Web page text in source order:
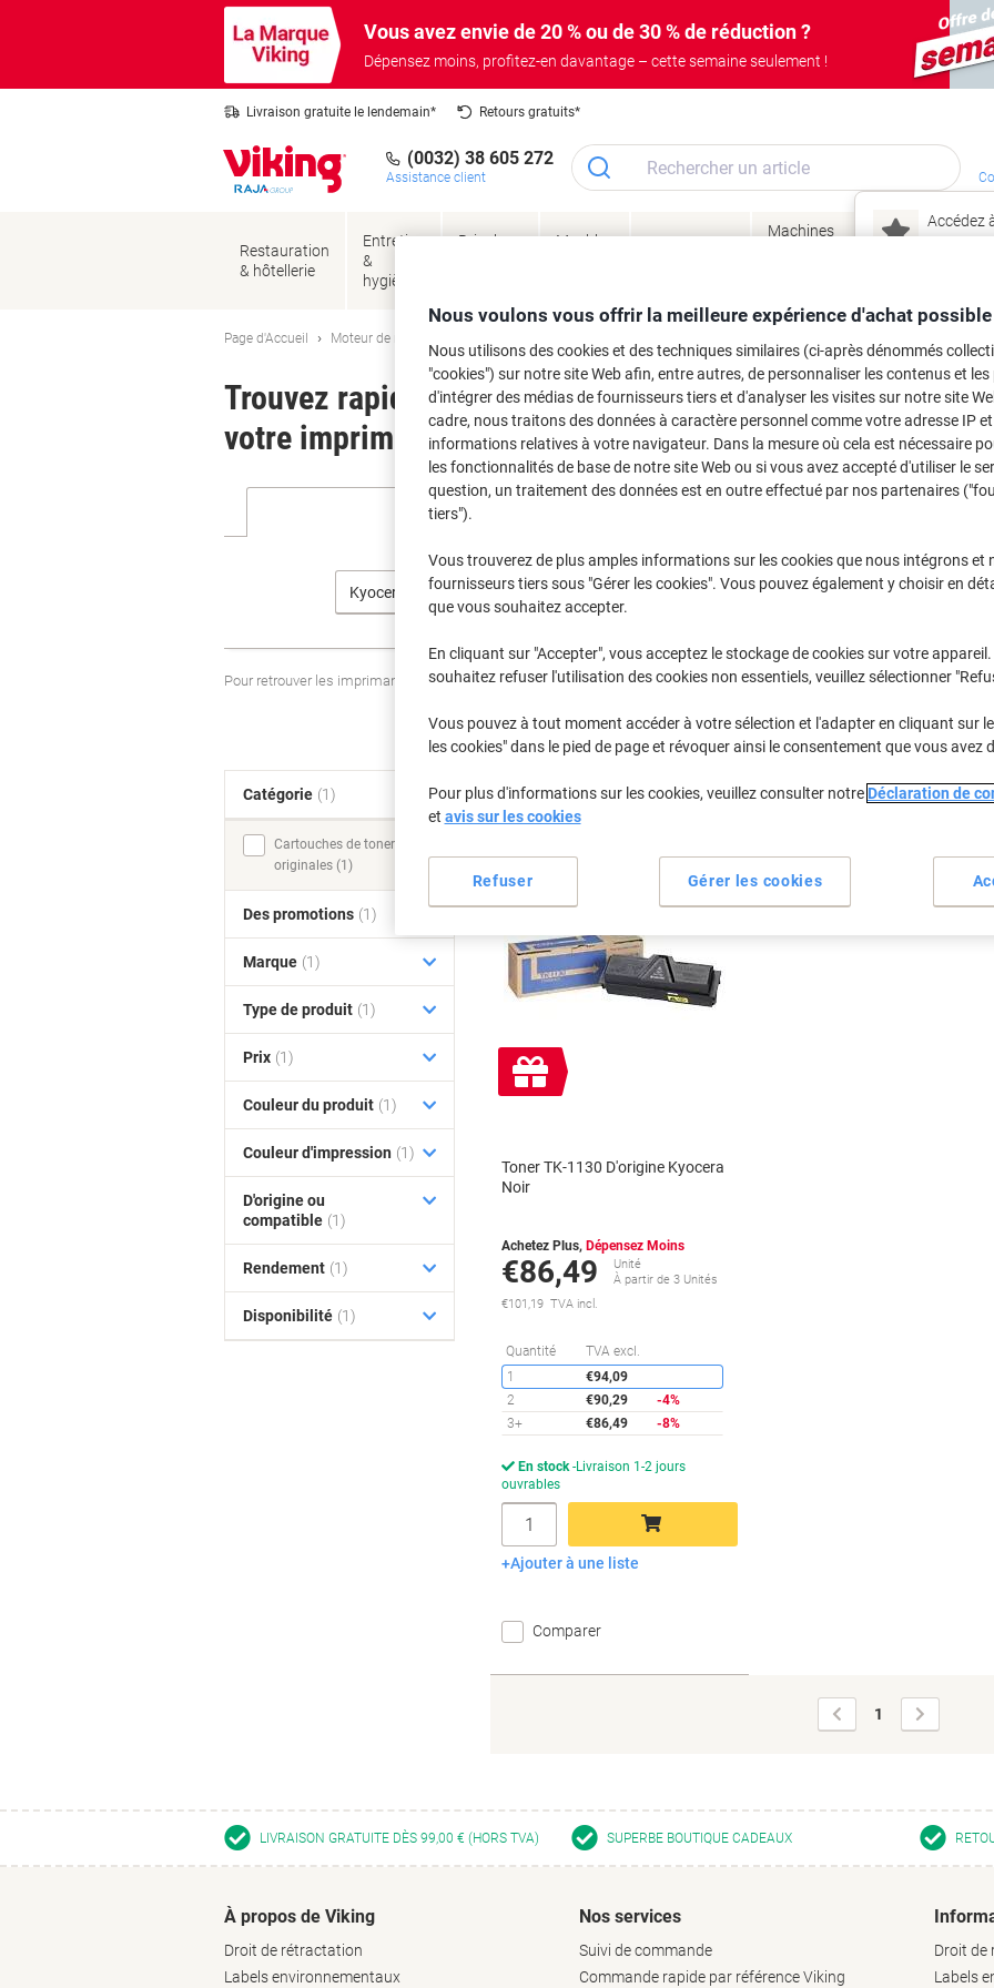
Vous avez envie de 20 % ou de 30 % de réduction ?
Dépensez moins, profitez-en davantage – cette semaine seulement !
Livraison gratuite le lendemain* Retours gratuits*
(0032) 38 605 272
Assistance client
Accédez
Restauration
& hôtellerie
Entretien
&
hygiène
Bricolage
Meubles
Machines
Encres
Page d'Accueil Moteur de recherche d'encre et toner
Trouvez rapidement les cartouches d'encre, toners ou
votre imprimante.
Kyocera Ecosys M Kyocera
Pour retrouver les imprimantes listées et/ou les cartouches précédemment achetéesSe connecter
Kyocera Ecosys M 2530 DN
Trier par :
Cadeau
gratuit
Toner TK-1130 D'origine Kyocera
Noir
Achetez Plus, Dépensez Moins
€86,49
Unité
À partir de 3 Unités
€101,19 TVA incl.
Quantité TVA excl.
1
€94,09
2
€90,29
-4%
3+
€86,49 -8%
En stock Livraison 1-2 jours
ouvrables
Quantité
Ajouter au panier
Ajouter à une liste
Comparer
Page
précédente
1
suivante
Catégorie (1)
Cartouches de toner
originales (1)
Des promotions (1)
Marque (1)
Type de produit (1)
Prix (1)
Couleur du produit (1)
Couleur d'impression (1)
D'origine ou
compatible (1)
Rendement (1)
Disponibilité (1)
LIVRAISON GRATUITE DÈS 99,00 € (HORS TVA) SUPERBE BOUTIQUE CADEAUX
À propos de Viking
Droit de rétractation
Labels environnementaux
Nos services
Suivi de commande
Commande rapide par référence Viking
Droit de
Labels
Nous voulons vous offrir la meilleure expérience d'achat possible
Nous utilisons des cookies et des techniques similaires (ci-après dénommés
"cookies") sur notre site Web afin, entre autres, de personnaliser les contenus et les
d'intégrer des médias de fournisseurs tiers et d'analyser les visites sur notre site
cadre, nous traitons des données à caractère personnel comme votre adresse IP et
informations relatives à votre navigateur. Dans la mesure où cela est nécessaire
les fonctionnalités de base de notre site Web ou si vous avez accepté d'utiliser le
question, un traitement des données est en outre effectué par nos partenaires
tiers").
Vous trouverez de plus amples informations sur les cookies que nous intégrons et
fournisseurs tiers sous "Gérer les cookies". Vous pouvez également y choisir en
que vous souhaitez accepter.
En cliquant sur "Accepter", vous acceptez le stockage de cookies sur votre appareil.
souhaitez refuser l'utilisation des cookies non essentiels, veuillez sélectionner
Vous pouvez à tout moment accéder à votre sélection et l'adapter en cliquant sur le
les cookies" dans le pied de page et révoquer ainsi le consentement que vous avez
Pour plus d'informations sur les cookies, veuillez consulter notre Déclaration de
et avis sur les cookies
Gérer les cookies
Refuser